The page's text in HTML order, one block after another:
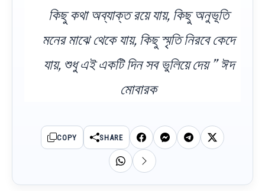
কিছু কথা অব্যাক্ত রয়ে যায়, কিছু অনুভূতি
মনের মাঝে থেকে যায়, কিছু স্মৃতি নিরবে কেদে
যায়, শুধু এই একটি দিন সব ভুলিয়ে দেয় ” ঈদ
মোবারক
COPY SHARE